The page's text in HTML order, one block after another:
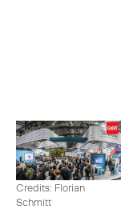
Credits: Florian
Schmitt